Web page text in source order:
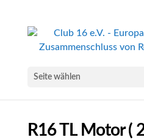
Seite wählen
R16 TL Motor (